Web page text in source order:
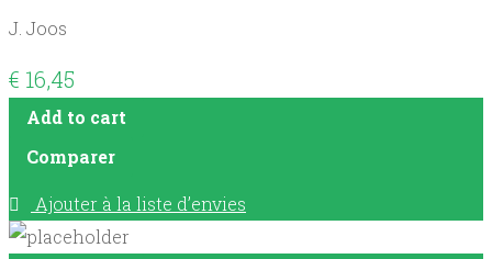
J. Joos
€ 16,45
Add to cart
Comparer
Ajouter à la liste d’envies